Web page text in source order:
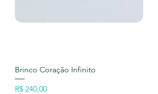
Brinco Coração Infinito
Preço
R$ 240,00